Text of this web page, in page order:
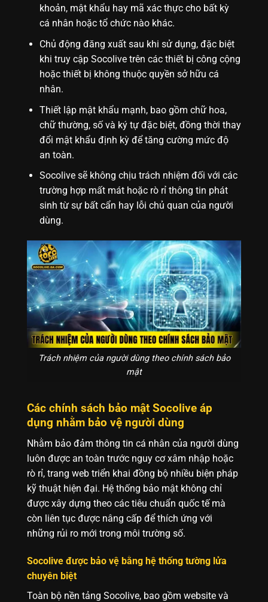
khoản, mật khẩu hay mã xác thực cho bất kỳ
cá nhân hoặc tổ chức nào khác.
Chủ động đăng xuất sau khi sử dụng, đặc biệt
khi truy cập Socolive trên các thiết bị công cộng
hoặc thiết bị không thuộc quyền sở hữu cá
nhân.
Thiết lập mật khẩu mạnh, bao gồm chữ hoa,
chữ thường, số và ký tự đặc biệt, đồng thời thay
đổi mật khẩu định kỳ để tăng cường mức độ
an toàn.
Socolive sẽ không chịu trách nhiệm đối với các
trường hợp mất mát hoặc rò rỉ thông tin phát
sinh từ sự bất cẩn hay lỗi chủ quan của người
dùng.
Trách nhiệm của người dùng theo chính sách bảo
mật
Các chính sách bảo mật Socolive áp
dụng nhằm bảo vệ người dùng
Nhằm bảo đảm thông tin cá nhân của người dùng
luôn được an toàn trước nguy cơ xâm nhập hoặc
rò rỉ, trang web triển khai đồng bộ nhiều biện pháp
kỹ thuật hiện đại. Hệ thống bảo mật không chỉ
được xây dựng theo các tiêu chuẩn quốc tế mà
còn liên tục được nâng cấp để thích ứng với
những rủi ro mới trong môi trường số.
Socolive được bảo vệ bằng hệ thống tường lửa
chuyên biệt
Toàn bộ nền tảng Socolive, bao gồm website và